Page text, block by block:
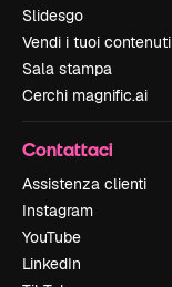
Slidesgo
Vendi i tuoi contenuti
Sala stampa
Cerchi magnific.ai
Contattaci
Assistenza clienti
Instagram
YouTube
LinkedIn